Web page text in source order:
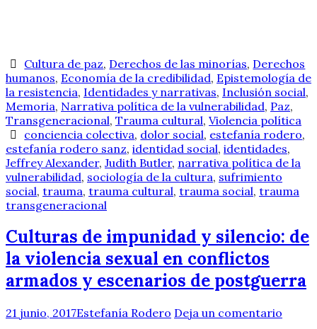
Cultura de paz, Derechos de las minorías, Derechos
humanos, Economía de la credibilidad, Epistemología de
la resistencia, Identidades y narrativas, Inclusión social,
Memoria, Narrativa política de la vulnerabilidad, Paz,
Transgeneracional, Trauma cultural, Violencia política
conciencia colectiva, dolor social, estefanía rodero,
estefanía rodero sanz, identidad social, identidades,
Jeffrey Alexander, Judith Butler, narrativa política de la
vulnerabilidad, sociología de la cultura, sufrimiento
social, trauma, trauma cultural, trauma social, trauma
transgeneracional
Culturas de impunidad y silencio: de
la violencia sexual en conflictos
armados y escenarios de postguerra
21 junio, 2017Estefanía Rodero Deja un comentario